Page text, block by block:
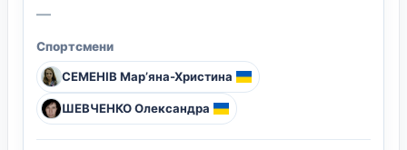
—
Спортсмени
СЕМЕНІВ Мар’яна-Христина
ШЕВЧЕНКО Олександра